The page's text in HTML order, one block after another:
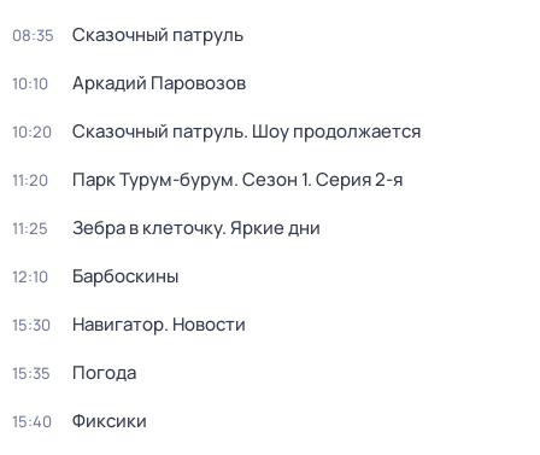
08:35 Сказочный патруль
10:10 Аркадий Паровозов
10:20 Сказочный патруль. Шоу продолжается
11:20 Парк Турум-бурум. Сезон 1. Серия 2-я
11:25 Зебра в клеточку. Яркие дни
12:10 Барбоскины
15:30 Навигатор. Новости
15:35 Погода
15:40 Фиксики